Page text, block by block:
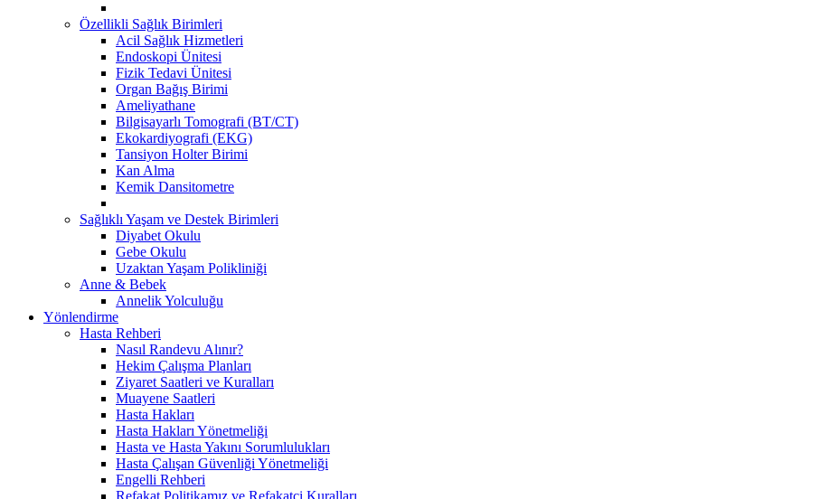
Özellikli Sağlık Birimleri
Acil Sağlık Hizmetleri
Endoskopi Ünitesi
Fizik Tedavi Ünitesi
Organ Bağış Birimi
Ameliyathane
Bilgisayarlı Tomografi (BT/CT)
Ekokardiyografi (EKG)
Tansiyon Holter Birimi
Kan Alma
Kemik Dansitometre
Sağlıklı Yaşam ve Destek Birimleri
Diyabet Okulu
Gebe Okulu
Uzaktan Yaşam Polikliniği
Anne & Bebek
Annelik Yolculuğu
Yönlendirme
Hasta Rehberi
Nasıl Randevu Alınır?
Hekim Çalışma Planları
Ziyaret Saatleri ve Kuralları
Muayene Saatleri
Hasta Hakları
Hasta Hakları Yönetmeliği
Hasta ve Hasta Yakını Sorumlulukları
Hasta Çalışan Güvenliği Yönetmeliği
Engelli Rehberi
Refakat Politikamız ve Refakatçi Kuralları